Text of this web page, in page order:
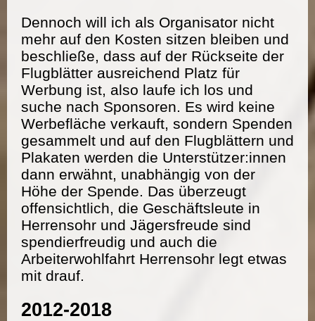
Dennoch will ich als Organisator nicht
mehr auf den Kosten sitzen bleiben und
beschließe, dass auf der Rückseite der
Flugblätter ausreichend Platz für
Werbung ist, also laufe ich los und
suche nach Sponsoren. Es wird keine
Werbefläche verkauft, sondern Spenden
gesammelt und auf den Flugblättern und
Plakaten werden die Unterstützer:innen
dann erwähnt, unabhängig von der
Höhe der Spende. Das überzeugt
offensichtlich, die Geschäftsleute in
Herrensohr und Jägersfreude sind
spendierfreudig und auch die
Arbeiterwohlfahrt Herrensohr legt etwas
mit drauf.
2012-2018